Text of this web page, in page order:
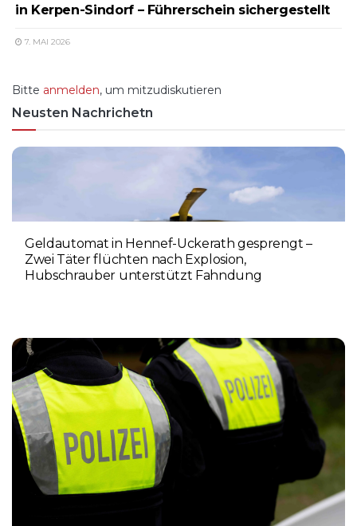
in Kerpen-Sindorf – Führerschein sichergestellt
7. MAI 2026
Bitte anmelden, um mitzudiskutieren
Neusten Nachrichetn
Geldautomat in Hennef-Uckerath gesprengt –
Zwei Täter flüchten nach Explosion,
Hubschrauber unterstützt Fahndung